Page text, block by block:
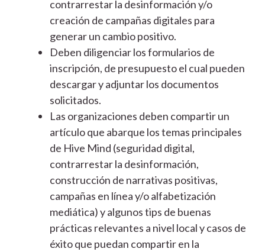
contrarrestar la desinformación y/o
creación de campañas digitales para
generar un cambio positivo.
Deben diligenciar los formularios de
inscripción, de presupuesto el cual pueden
descargar y adjuntar los documentos
solicitados.
Las organizaciones deben compartir un
artículo que abarque los temas principales
de Hive Mind (seguridad digital,
contrarrestar la desinformación,
construcción de narrativas positivas,
campañas en línea y/o alfabetización
mediática) y algunos tips de buenas
prácticas relevantes a nivel local y casos de
éxito que puedan compartir en la